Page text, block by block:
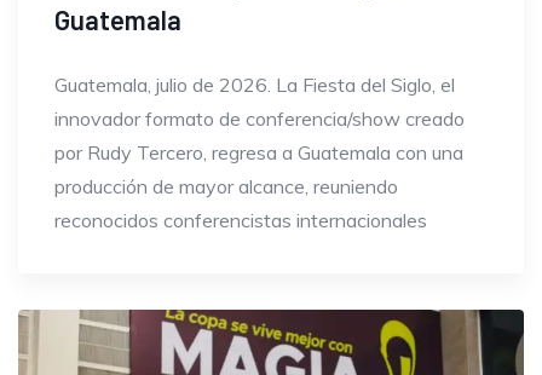
Guatemala
Guatemala, julio de 2026. La Fiesta del Siglo, el
innovador formato de conferencia/show creado
por Rudy Tercero, regresa a Guatemala con una
producción de mayor alcance, reuniendo
reconocidos conferencistas internacionales